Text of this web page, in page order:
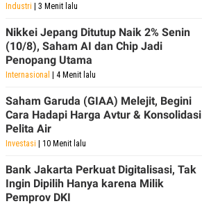
Industri | 3 Menit lalu
Nikkei Jepang Ditutup Naik 2% Senin
(10/8), Saham AI dan Chip Jadi
Penopang Utama
Internasional | 4 Menit lalu
Saham Garuda (GIAA) Melejit, Begini
Cara Hadapi Harga Avtur & Konsolidasi
Pelita Air
Investasi | 10 Menit lalu
Bank Jakarta Perkuat Digitalisasi, Tak
Ingin Dipilih Hanya karena Milik
Pemprov DKI